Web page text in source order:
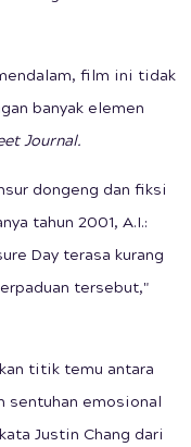
film ini tidak
banyak elemen
Journal.
dongeng dan fiksi
tahun 2001, A.I.:
Day terasa kurang
tersebut,"
titik temu antara
sentuhan emosional
Justin Chang dari